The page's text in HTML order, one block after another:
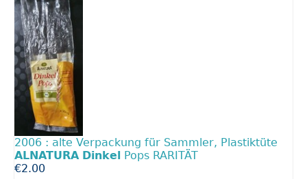
2006 : alte Verpackung für Sammler, Plastiktüte
ALNATURA Dinkel
Pops RARITÄT
€2.00